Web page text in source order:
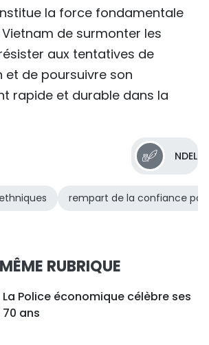
la force fondamentale
de surmonter les
aux tentatives de
et de poursuivre son
rapide et durable dans la
NDEL
rempart de la confiance
RUBRIQUE
La Police économique célèbre ses
70 ans